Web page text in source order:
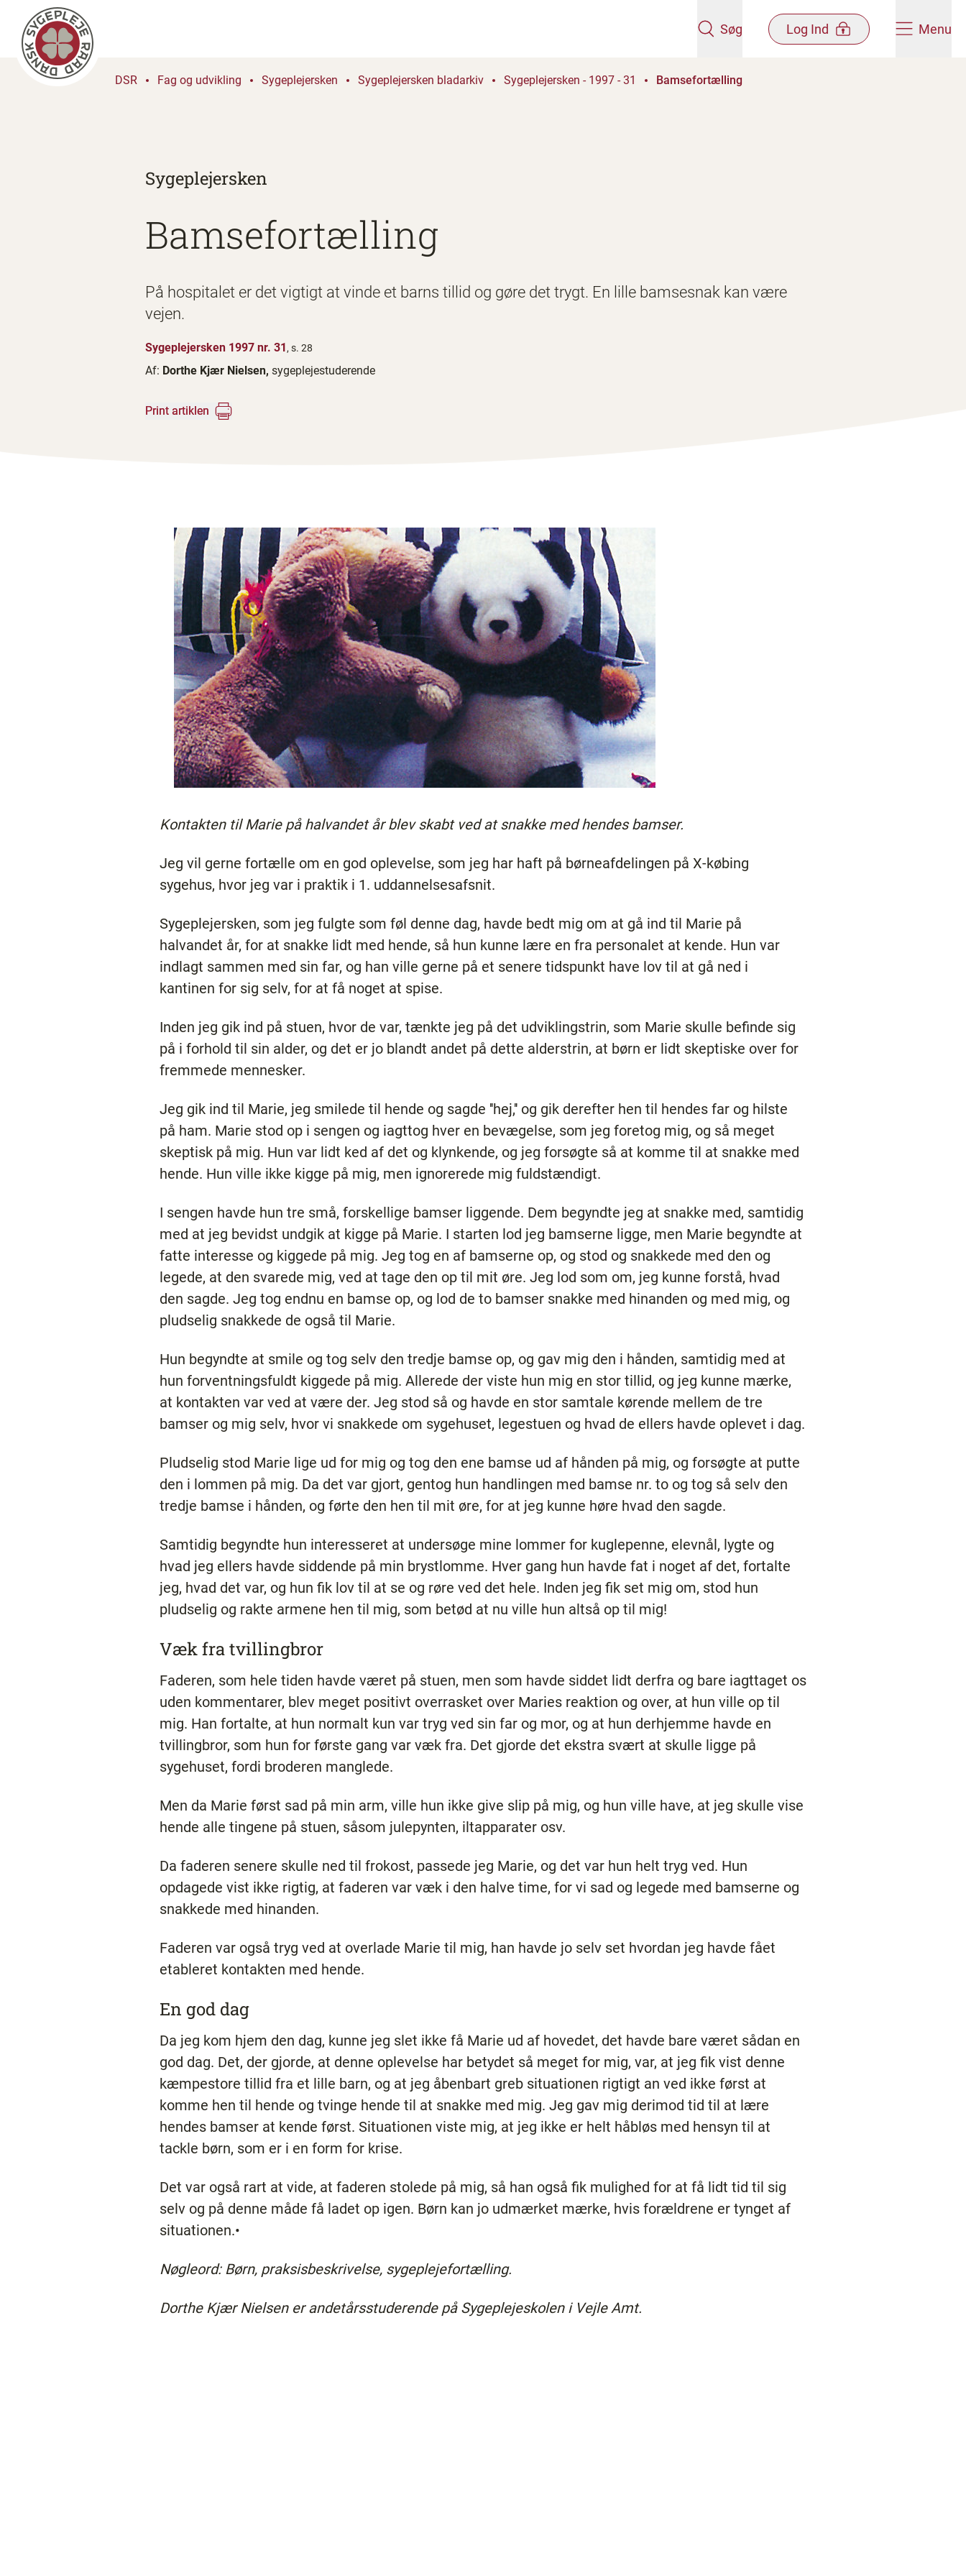
Søg Log Ind Menu
DSR Fag og udvikling Sygeplejersken Sygeplejersken bladarkiv Sygeplejersken - 1997 - 31 Bamsefortælling
Sygeplejersken
Bamsefortælling
På hospitalet er det vigtigt at vinde et barns tillid og gøre det trygt. En lille bamsesnak kan være
vejen.
Sygeplejersken 1997 nr. 31, s. 28
Af: Dorthe Kjær Nielsen, sygeplejestuderende
Print artiklen
Kontakten til Marie på halvandet år blev skabt ved at snakke med hendes bamser.
Jeg vil gerne fortælle om en god oplevelse, som jeg har haft på børneafdelingen på X-købing
sygehus, hvor jeg var i praktik i 1. uddannelsesafsnit.
Sygeplejersken, som jeg fulgte som føl denne dag, havde bedt mig om at gå ind til Marie på
halvandet år, for at snakke lidt med hende, så hun kunne lære en fra personalet at kende. Hun var
indlagt sammen med sin far, og han ville gerne på et senere tidspunkt have lov til at gå ned i
kantinen for sig selv, for at få noget at spise.
Inden jeg gik ind på stuen, hvor de var, tænkte jeg på det udviklingstrin, som Marie skulle befinde sig
på i forhold til sin alder, og det er jo blandt andet på dette alderstrin, at børn er lidt skeptiske over for
fremmede mennesker.
Jeg gik ind til Marie, jeg smilede til hende og sagde ''hej,'' og gik derefter hen til hendes far og hilste
på ham. Marie stod op i sengen og iagttog hver en bevægelse, som jeg foretog mig, og så meget
skeptisk på mig. Hun var lidt ked af det og klynkende, og jeg forsøgte så at komme til at snakke med
hende. Hun ville ikke kigge på mig, men ignorerede mig fuldstændigt.
I sengen havde hun tre små, forskellige bamser liggende. Dem begyndte jeg at snakke med, samtidig
med at jeg bevidst undgik at kigge på Marie. I starten lod jeg bamserne ligge, men Marie begyndte at
fatte interesse og kiggede på mig. Jeg tog en af bamserne op, og stod og snakkede med den og
legede, at den svarede mig, ved at tage den op til mit øre. Jeg lod som om, jeg kunne forstå, hvad
den sagde. Jeg tog endnu en bamse op, og lod de to bamser snakke med hinanden og med mig, og
pludselig snakkede de også til Marie.
Hun begyndte at smile og tog selv den tredje bamse op, og gav mig den i hånden, samtidig med at
hun forventningsfuldt kiggede på mig. Allerede der viste hun mig en stor tillid, og jeg kunne mærke,
at kontakten var ved at være der. Jeg stod så og havde en stor samtale kørende mellem de tre
bamser og mig selv, hvor vi snakkede om sygehuset, legestuen og hvad de ellers havde oplevet i dag.
Pludselig stod Marie lige ud for mig og tog den ene bamse ud af hånden på mig, og forsøgte at putte
den i lommen på mig. Da det var gjort, gentog hun handlingen med bamse nr. to og tog så selv den
tredje bamse i hånden, og førte den hen til mit øre, for at jeg kunne høre hvad den sagde.
Samtidig begyndte hun interesseret at undersøge mine lommer for kuglepenne, elevnål, lygte og
hvad jeg ellers havde siddende på min brystlomme. Hver gang hun havde fat i noget af det, fortalte
jeg, hvad det var, og hun fik lov til at se og røre ved det hele. Inden jeg fik set mig om, stod hun
pludselig og rakte armene hen til mig, som betød at nu ville hun altså op til mig!
Væk fra tvillingbror
Faderen, som hele tiden havde været på stuen, men som havde siddet lidt derfra og bare iagttaget os
uden kommentarer, blev meget positivt overrasket over Maries reaktion og over, at hun ville op til
mig. Han fortalte, at hun normalt kun var tryg ved sin far og mor, og at hun derhjemme havde en
tvillingbror, som hun for første gang var væk fra. Det gjorde det ekstra svært at skulle ligge på
sygehuset, fordi broderen manglede.
Men da Marie først sad på min arm, ville hun ikke give slip på mig, og hun ville have, at jeg skulle vise
hende alle tingene på stuen, såsom julepynten, iltapparater osv.
Da faderen senere skulle ned til frokost, passede jeg Marie, og det var hun helt tryg ved. Hun
opdagede vist ikke rigtig, at faderen var væk i den halve time, for vi sad og legede med bamserne og
snakkede med hinanden.
Faderen var også tryg ved at overlade Marie til mig, han havde jo selv set hvordan jeg havde fået
etableret kontakten med hende.
En god dag
Da jeg kom hjem den dag, kunne jeg slet ikke få Marie ud af hovedet, det havde bare været sådan en
god dag. Det, der gjorde, at denne oplevelse har betydet så meget for mig, var, at jeg fik vist denne
kæmpestore tillid fra et lille barn, og at jeg åbenbart greb situationen rigtigt an ved ikke først at
komme hen til hende og tvinge hende til at snakke med mig. Jeg gav mig derimod tid til at lære
hendes bamser at kende først. Situationen viste mig, at jeg ikke er helt håbløs med hensyn til at
tackle børn, som er i en form for krise.
Det var også rart at vide, at faderen stolede på mig, så han også fik mulighed for at få lidt tid til sig
selv og på denne måde få ladet op igen. Børn kan jo udmærket mærke, hvis forældrene er tynget af
situationen.•
Nøgleord: Børn, praksisbeskrivelse, sygeplejefortælling.
Dorthe Kjær Nielsen er andetårsstuderende på Sygeplejeskolen i Vejle Amt.